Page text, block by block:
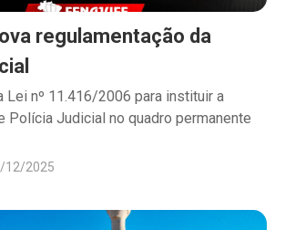
regulamentação da
Lei nº 11.416/2006 para instituir a
Polícia Judicial no quadro permanente
12/2025